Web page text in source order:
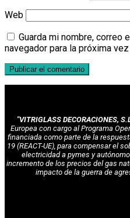
Web
Guarda mi nombre, correo
navegador para la próxima
"VITRIGLASS DECORACIONES,
Europea con cargo al Programa
financiada como parte de la
19 (REACT-UE), para compensar el
electricidad a pymes y
incremento de los precios del gas
impacto de la guerra de